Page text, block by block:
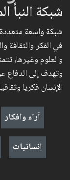
شبكة النبأ
شبكة واسعة
في الفكر والثقافة
والعلوم وغيرها،
وتهدف إلى الدفاع
الإنسان فكريا
آراء وافكار
إنسانيات